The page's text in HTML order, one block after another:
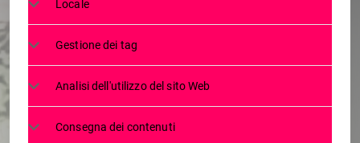
SERVIZIO NELL’OPERA DON FOLCI
DELLA COMUNITÀ PASTORALE DI
COLORINA, CONDANNATO A 2
ANNI E 6 MESI DALLA GIUSTIZIA
VATICANA
Locale
Gestione dei tag
Analisi dell'utilizzo del sito Web
Consegna dei contenuti